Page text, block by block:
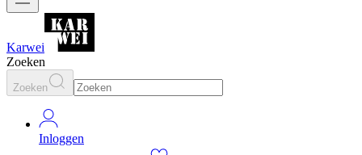
Karwei
Zoeken
Zoeken
Inloggen